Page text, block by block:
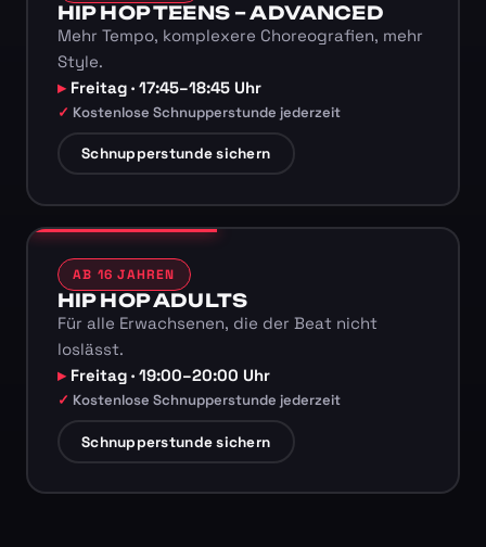
HIP HOP TEENS – ADVANCED
Mehr Tempo, komplexere Choreografien, mehr
Style.
Freitag · 17:45–18:45 Uhr
Kostenlose Schnupperstunde jederzeit
Schnupperstunde sichern
AB 16 JAHREN
HIP HOP ADULTS
Für alle Erwachsenen, die der Beat nicht
loslässt.
Freitag · 19:00–20:00 Uhr
Kostenlose Schnupperstunde jederzeit
Schnupperstunde sichern